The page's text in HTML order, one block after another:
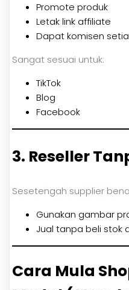
Promote produk
Letak link affiliate
Dapat komisen
Sangat sesuai untuk:
TikTok
Blog
Facebook
3. Reseller
Sesetengah supplier
Gunakan gambar
Jual tanpa beli stok
Cara Mula